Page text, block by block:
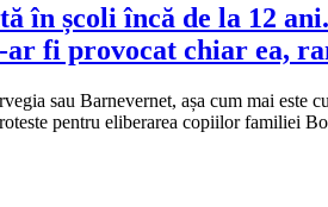
în școli încă de la 12
ar fi provocat chiar ea,
sau Barnevernet, așa cum mai
pentru eliberarea copiilor familiei